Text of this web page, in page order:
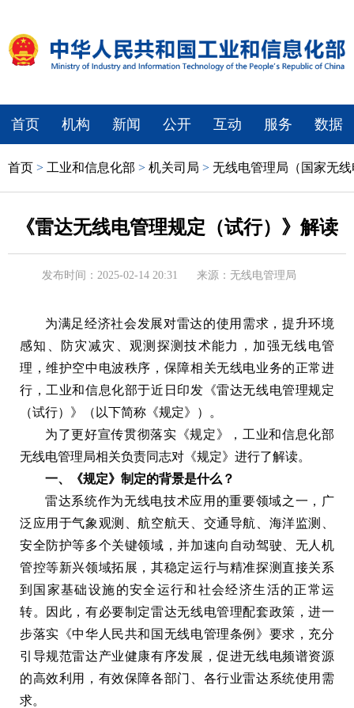
首页 机构 新闻 公开 互动 服务 数据
首页 > 工业和信息化部 > 机关司局 > 无线电管理局（国家无
《雷达无线电管理规定（试行）》解读
发布时间：2025-02-14 20:31 来源：无线电管理局
为满足经济社会发展对雷达的使用需求，提升环境
感知、防灾减灾、观测探测技术能力，加强无线电管
理，维护空中电波秩序，保障相关无线电业务的正常进
行，工业和信息化部于近日印发《雷达无线电管理规定
（试行）》（以下简称《规定》）。
为了更好宣传贯彻落实《规定》，工业和信息化部
无线电管理局相关负责同志对《规定》进行了解读。
一、《规定》制定的背景是什么？
雷达系统作为无线电技术应用的重要领域之一，广
泛应用于气象观测、航空航天、交通导航、海洋监测、
安全防护等多个关键领域，并加速向自动驾驶、无人机
管控等新兴领域拓展，其稳定运行与精准探测直接关系
到国家基础设施的安全运行和社会经济生活的正常运
转。因此，有必要制定雷达无线电管理配套政策，进一
步落实《中华人民共和国无线电管理条例》要求，充分
引导规范雷达产业健康有序发展，促进无线电频谱资源
的高效利用，有效保障各部门、各行业雷达系统使用需
求。